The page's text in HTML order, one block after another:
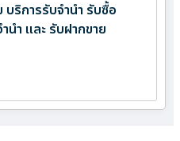
ริการรับจำนำ รับซื้อ
ำ และ รับฝากขาย